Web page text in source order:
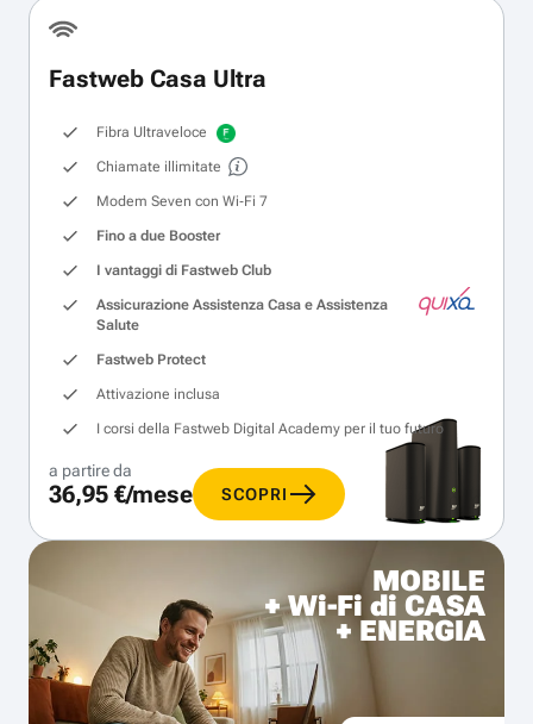
Fastweb Casa Ultra
Fibra Ultraveloce
Chiamate illimitate
Modem Seven con Wi‑Fi 7
Fino a due Booster
I vantaggi di Fastweb Club
Assicurazione Assistenza Casa e Assistenza
Salute
Fastweb Protect
Attivazione inclusa
I corsi della Fastweb Digital Academy per il tuo futuro
a partire da
36,95 €/mese SCOPRI
MOBILE
+ Wi-Fi di CASA
+ ENERGIA